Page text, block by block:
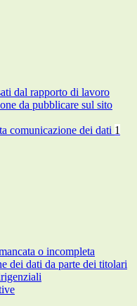
dal rapporto di lavoro
da pubblicare sul sito
comunicazione dei dati 1
o incompleta
dei dati da parte dei titolari